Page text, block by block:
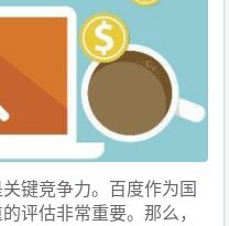
键竞争力。百度作为国
评估非常重要。那么，